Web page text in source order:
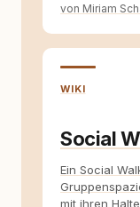
von Miriam
WIKI
Social
Ein Social
mit ihren